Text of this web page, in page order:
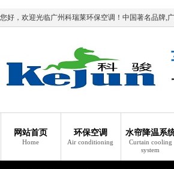
您好，欢迎光临广州科瑞莱环保空调！中国著名品牌,
网站首页
Home
环保空调
Air conditioning
水帘降温系
Curtain cooling
system